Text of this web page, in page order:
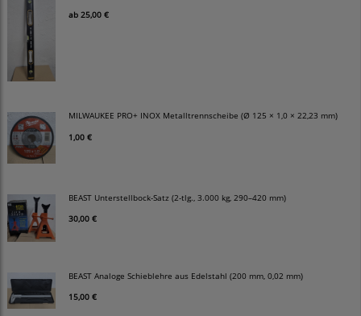
ab 25,00 €
MILWAUKEE PRO+ INOX Metalltrennscheibe (Ø 125 × 1,0 × 22,23 mm)
1,00 €
BEAST Unterstellbock-Satz (2-tlg., 3.000 kg, 290–420 mm)
30,00 €
BEAST Analoge Schieblehre aus Edelstahl (200 mm, 0,02 mm)
15,00 €